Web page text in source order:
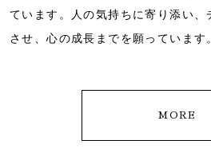
ています。人の気持ちに寄り添い、
させ、心の成長までを願っています
MORE